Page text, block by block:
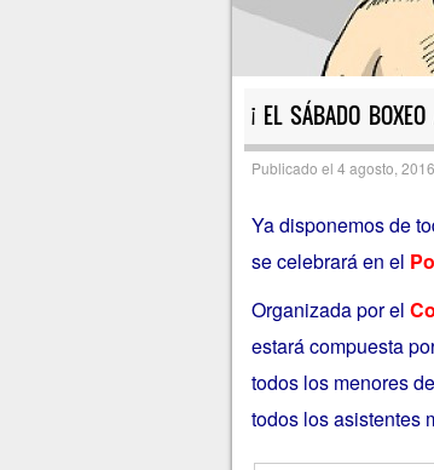
¡ EL SÁBADO
Publicado el 4 agosto, 2016
Ya disponemos de
se celebrará en el
Organizada por el
estará compuesta
todos los menores
todos los asistentes